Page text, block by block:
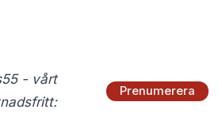
- vårt
Prenumerera